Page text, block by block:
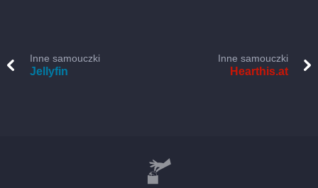
Inne samouczki
Jellyfin
Inne samouczki
Hearthis.at